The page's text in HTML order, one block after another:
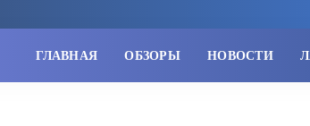
ГЛАВНАЯ ОБЗОРЫ НОВОСТИ